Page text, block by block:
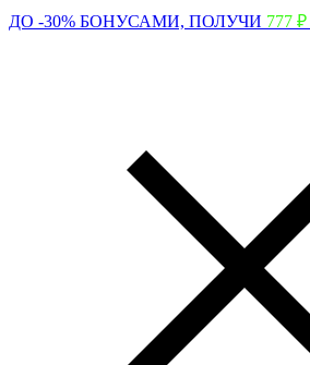
ДО -30% БОНУСАМИ, ПОЛУЧИ 777 ₽